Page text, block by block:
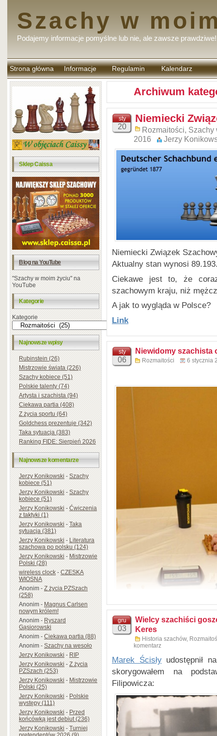
Szachy w
Podajemy informacje pomyślne lub nie, ale zawsze prawdziwe!
Strona główna Informacje Regulamin
komentarzy
Kalendarz
Sklep Caissa
Blog na YouTube
"Szachy w moim życiu" na
YouTube
Kategorie
Kategorie
Najnowsze wpisy
Rubinstein (26)
Mistrzowie świata (226)
Szachy kobiece (51)
Polskie talenty (74)
Artysta i szachista (94)
Ciekawa partia (408)
Z życia sportu (64)
Goldchess prezentuje (342)
Taka sytuacja (383)
Ranking FIDE: Sierpień 2026
Najnowsze komentarze
Jerzy Konikowski-Szachy
kobiece (51)
Jerzy Konikowski-Szachy
kobiece (51)
Jerzy Konikowski-Ćwiczenia
z taktyki (1)
Jerzy Konikowski-Taka
sytuacja (381)
Jerzy Konikowski-Literatura
szachowa po polsku (124)
Jerzy Konikowski-Mistrzowie
Polski (28)
wireless clock-CZESKA
WIOSNA
Anonim-Z życia PZSzach
(258)
Anonim-Magnus Carlsen
nowym królem!
Anonim-Ryszard
Gąsiorowski
Anonim-Ciekawa partia (88)
Anonim-Szachy na wesoło
Jerzy Konikowski-RIP
Jerzy Konikowski-Z życia
PZSzach (253)
Jerzy Konikowski-Mistrzowie
Polski (25)
Jerzy Konikowski-Polskie
występy (111)
Jerzy Konikowski-Przed
końcówką jest debiut (236)
Jerzy Konikowski-Turniej
Archiwum
sty
20
Niemiecki
Rozmaitości, Szachy
2016
Jerzy
Niemiecki Związek
Aktualny stan wynosi
Ciekawe jest to, że
szachowym kraju, niż
A jak to wygląda w Polsce?
Link
sty
06
Niewidomy szachista
Rozmaitości 6 stycznia
Źródło
gru
03
Wielcy szachiści
Keres
Historia szachów,
komentarz
Marek Ścisłyudostępnił
skorygowałem na
Filipowicza: